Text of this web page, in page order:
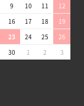
9 10 11
12
16 17 18
19
23 24 25
26
30 1 2 3